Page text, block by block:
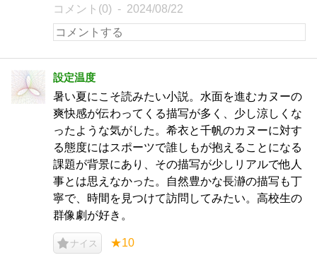
コメント(0) 2024/08/22
設定温度
暑い夏にこそ読みたい小説。水面を進むカヌーの
爽快感が伝わってくる描写が多く、少し涼しくな
ったような気がした。希衣と千帆のカヌーに対す
る態度にはスポーツで誰しもが抱えることになる
課題が背景にあり、その描写が少しリアルで他人
事とは思えなかった。自然豊かな長瀞の描写も丁
寧で、時間を見つけて訪問してみたい。高校生の
群像劇が好き。
ナイス ★10